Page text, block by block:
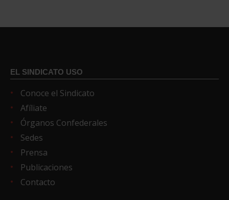
EL SINDICATO USO
Conoce el Sindicato
Afíliate
Órganos Confederales
Sedes
Prensa
Publicaciones
Contacto